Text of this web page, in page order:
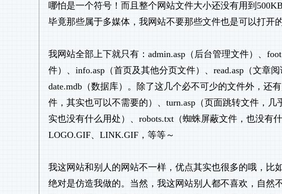
哪怕是一个符号！而且整个网站文件大小还没有用到
毕竟那些属于多媒体，我网站不要那些文件也是可以打开的
我网站全部上下就只有：admin.asp（后台管理文件）、
件）、info.asp（首页及其他分页文件）、read.asp（文章
date.mdb（数据库）。除了这几个必不可少的文件外，还
件，其实也可以不需要的）、turn.asp（页面跳转文件，几
实也没有什么用处）、robots.txt（蜘蛛屏蔽文件，也没有
LOGO.GIF、LINK.GIF，等等～
我这网站和别人的网站不一样，优点其实也很多的哦，比
绝对是仿造我做的。当然，我这网站别人都不喜欢，自然